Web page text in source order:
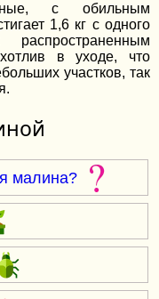
с обильным
1,6 кг с одного
в уходе, что
участков, так
малина?